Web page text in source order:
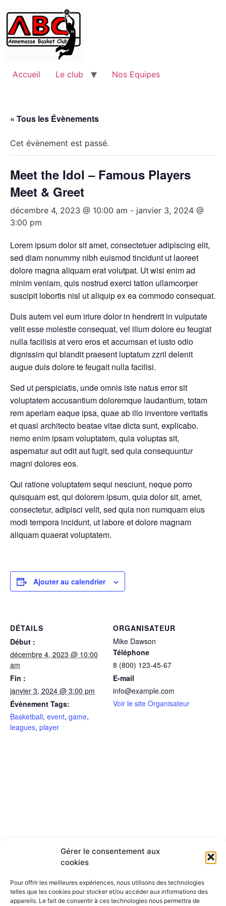
Gérer le consentement aux
cookies
Pour offrir les meilleures expériences, nous utilisons des technologies
telles que les cookies pour stocker et/ou accéder aux informations des
appareils. Le fait de consentir à ces technologies nous permettra de
Accueil Le club Nos Equipes
« Tous les Évènements
Cet évènement est passé.
Meet the Idol – Famous Players
Meet & Greet
décembre 4, 2023 @ 10:00 am - janvier 3, 2024 @
3:00 pm
Lorem ipsum dolor sit amet, consectetuer adipiscing elit,
sed diam nonummy nibh euismod tincidunt ut laoreet
dolore magna aliquam erat volutpat. Ut wisi enim ad
minim veniam, quis nostrud exerci tation ullamcorper
suscipit lobortis nisl ut aliquip ex ea commodo consequat.
Duis autem vel eum iriure dolor in hendrerit in vulputate
velit esse molestie consequat, vel illum dolore eu feugiat
nulla facilisis at vero eros et accumsan et iusto odio
dignissim qui blandit praesent luptatum zzril delenit
augue duis dolore te feugait nulla facilisi.
Sed ut perspiciatis, unde omnis iste natus error sit
voluptatem accusantium doloremque laudantium, totam
rem aperiam eaque ipsa, quae ab illo inventore veritatis
et quasi architecto beatae vitae dicta sunt, explicabo.
nemo enim ipsam voluptatem, quia voluptas sit,
aspernatur aut odit aut fugit, sed quia consequuntur
magni dolores eos.
Qui ratione voluptatem sequi nesciunt, neque porro
quisquam est, qui dolorem ipsum, quia dolor sit, amet,
consectetur, adipisci velit, sed quia non numquam eius
modi tempora incidunt, ut labore et dolore magnam
aliquam quaerat voluptatem.
Ajouter au calendrier
DÉTAILS
Début :
décembre 4, 2023 @ 10:00
am
Fin :
janvier 3, 2024 @ 3:00 pm
Évènement Tags:
Basketball, event, game,
leagues, player
ORGANISATEUR
Mike Dawson
Téléphone
8 (800) 123-45-67
E-mail
info@example.com
Voir le site Organisateur
LIEU
FC United